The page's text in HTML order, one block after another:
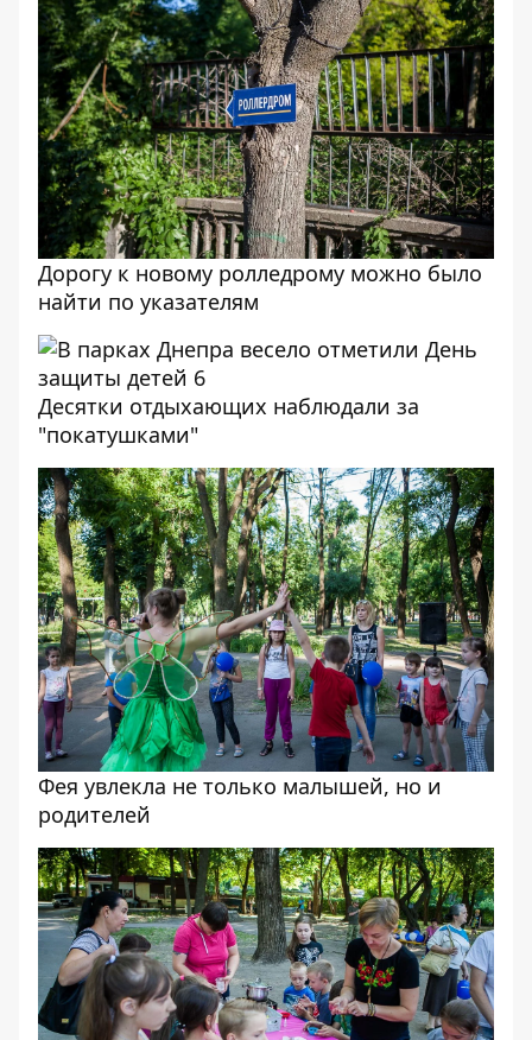
Дорогу к новому ролледрому можно было
найти по указателям
Десятки отдыхающих наблюдали за
"покатушками"
Фея увлекла не только малышей, но и
родителей